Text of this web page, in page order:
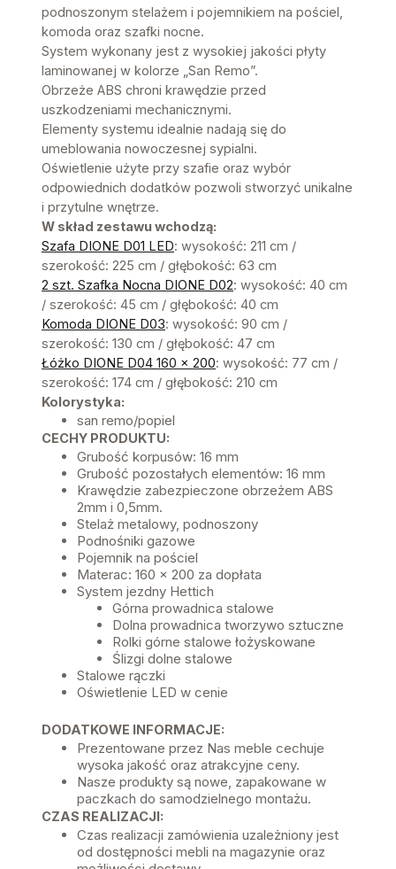
podnoszonym stelażem i pojemnikiem na pościel,
komoda oraz szafki nocne.
System wykonany jest z wysokiej jakości płyty
laminowanej w kolorze „San Remo”.
Obrzeże ABS chroni krawędzie przed
uszkodzeniami mechanicznymi.
Elementy systemu idealnie nadają się do
umeblowania nowoczesnej sypialni.
Oświetlenie użyte przy szafie oraz wybór
odpowiednich dodatków pozwoli stworzyć unikalne
i przytulne wnętrze.
W skład zestawu wchodzą:
Szafa DIONE D01 LED: wysokość: 211 cm /
szerokość: 225 cm / głębokość: 63 cm
2 szt. Szafka Nocna DIONE D02: wysokość: 40 cm
/ szerokość: 45 cm / głębokość: 40 cm
Komoda DIONE D03: wysokość: 90 cm /
szerokość: 130 cm / głębokość: 47 cm
Łóżko DIONE D04 160 x 200: wysokość: 77 cm /
szerokość: 174 cm / głębokość: 210 cm
Kolorystyka:
san remo/popiel
CECHY PRODUKTU:
Grubość korpusów: 16 mm
Grubość pozostałych elementów: 16 mm
Krawędzie zabezpieczone obrzeżem ABS
2mm i 0,5mm.
Stelaż metalowy, podnoszony
Podnośniki gazowe
Pojemnik na pościel
Materac: 160 x 200 za dopłata
System jezdny Hettich
Górna prowadnica stalowe
Dolna prowadnica tworzywo sztuczne
Rolki górne stalowe łożyskowane
Ślizgi dolne stalowe
Stalowe rączki
Oświetlenie LED w cenie
DODATKOWE INFORMACJE:
Prezentowane przez Nas meble cechuje
wysoka jakość oraz atrakcyjne ceny.
Nasze produkty są nowe, zapakowane w
paczkach do samodzielnego montażu.
CZAS REALIZACJI:
Czas realizacji zamówienia uzależniony jest
od dostępności mebli na magazynie oraz